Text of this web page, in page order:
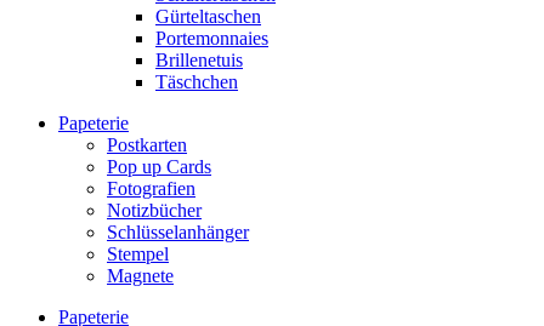
Gürteltaschen
Portemonnaies
Brillenetuis
Täschchen
Papeterie
Postkarten
Pop up Cards
Fotografien
Notizbücher
Schlüsselanhänger
Stempel
Magnete
Papeterie